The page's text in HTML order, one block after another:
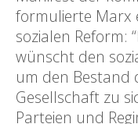
formulierte Marx
sozialen Reform:
wünscht den
um den Bestand
Gesellschaft zu
Parteien und